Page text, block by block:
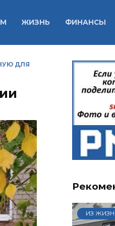
ЖИЗНЬ ФИНАНСЫ
ДЛЯ
ИЗ